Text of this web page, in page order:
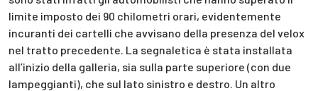
limite imposto dei 90 chilometri orari, evidentemente
incuranti dei cartelli che avvisano della presenza del velox
nel tratto precedente. La segnaletica è stata installata
all’inizio della galleria, sia sulla parte superiore (con due
lampeggianti), che sul lato sinistro e destro. Un altro